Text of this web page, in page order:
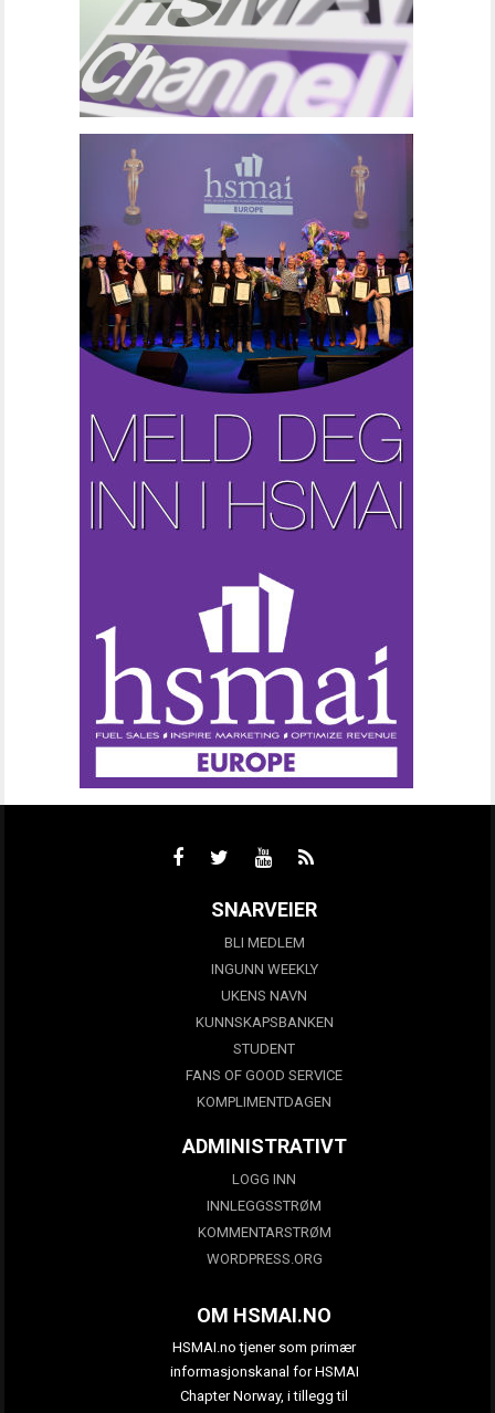
SNARVEIER
BLI MEDLEM
INGUNN WEEKLY
UKENS NAVN
KUNNSKAPSBANKEN
STUDENT
FANS OF GOOD SERVICE
KOMPLIMENTDAGEN
ADMINISTRATIVT
LOGG INN
INNLEGGSSTRØM
KOMMENTARSTRØM
WORDPRESS.ORG
OM HSMAI.NO
HSMAI.no tjener som primær
informasjonskanal for HSMAI
Chapter Norway, i tillegg til